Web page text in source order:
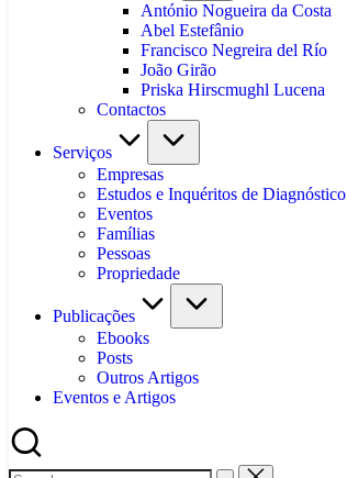
António Nogueira da Costa
Abel Estefânio
Francisco Negreira del Río
João Girão
Priska Hirscmughl Lucena
Contactos
Serviços
Empresas
Estudos e Inquéritos de Diagnóstico
Eventos
Famílias
Pessoas
Propriedade
Publicações
Ebooks
Posts
Outros Artigos
Eventos e Artigos